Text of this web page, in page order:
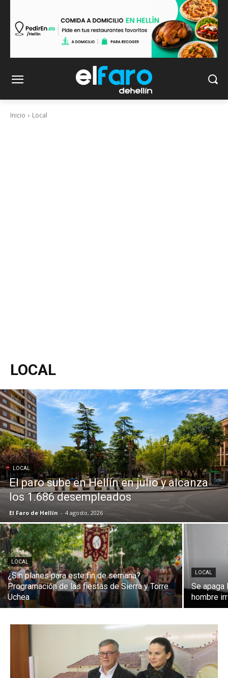
Inicio Local
LOCAL
LOCAL
El paro sube en Hellín en julio y alcanza
los 1.686 desempleados
El Faro de Hellín - 4 agosto, 2026
LOCAL
¿Sin planes para este fin de semana?
Programación de las fiestas de Sierra y Torre
Uchea
LOCAL
Se apaga
hombre